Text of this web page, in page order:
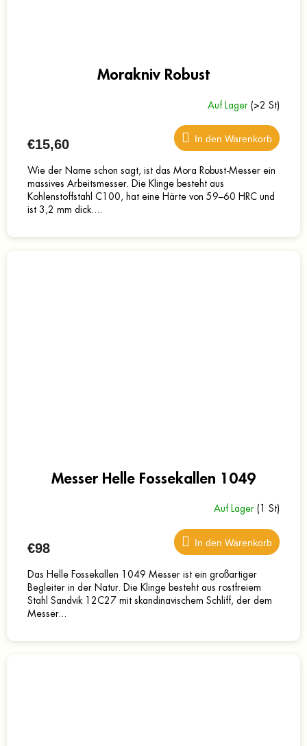
Morakniv Robust
Auf Lager (>2 St)
€15,60 In den Warenkorb
Wie der Name schon sagt, ist das Mora Robust-Messer ein
massives Arbeitsmesser. Die Klinge besteht aus
Kohlenstoffstahl C100, hat eine Härte von 59–60 HRC und
ist 3,2 mm dick....
Messer Helle Fossekallen 1049
Auf Lager (1 St)
€98 In den Warenkorb
Das Helle Fossekallen 1049 Messer ist ein großartiger
Begleiter in der Natur. Die Klinge besteht aus rostfreiem
Stahl Sandvik 12C27 mit skandinavischem Schliff, der dem
Messer...